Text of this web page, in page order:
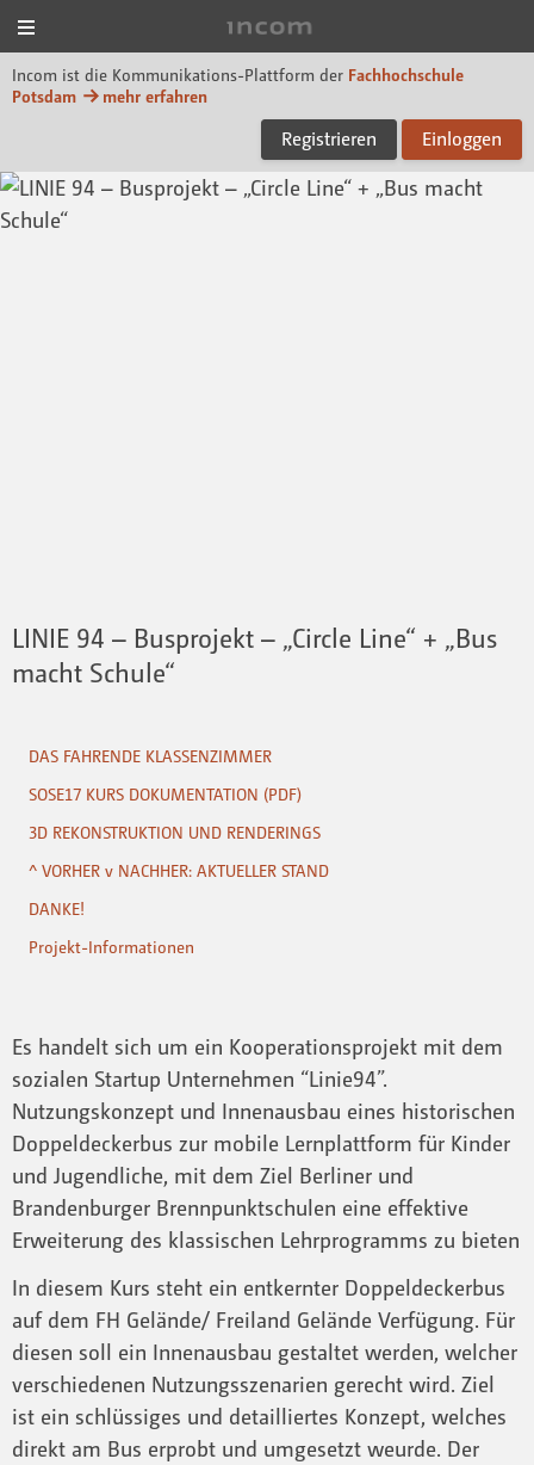
Incom ist die Kommunikations-Plattform der Fachhochschule
Potsdam
mehr erfahren
Registrieren Einloggen
LINIE 94 – Busprojekt – „Circle Line“ + „Bus
macht Schule“
DAS FAHRENDE KLASSENZIMMER
SOSE17 KURS DOKUMENTATION (PDF)
3D REKONSTRUKTION UND RENDERINGS
^ VORHER v NACHHER: AKTUELLER STAND
DANKE!
Projekt-Informationen
Es handelt sich um ein Kooperationsprojekt mit dem
sozialen Startup Unternehmen “Linie94”.
Nutzungskonzept und Innenausbau eines historischen
Doppeldeckerbus zur mobile Lernplattform für Kinder
und Jugendliche, mit dem Ziel Berliner und
Brandenburger Brennpunktschulen eine effektive
Erweiterung des klassischen Lehrprogramms zu bieten
In diesem Kurs steht ein entkernter Doppeldeckerbus
auf dem FH Gelände/ Freiland Gelände Verfügung. Für
diesen soll ein Innenausbau gestaltet werden, welcher
verschiedenen Nutzungsszenarien gerecht wird. Ziel
ist ein schlüssiges und detailliertes Konzept, welches
direkt am Bus erprobt und umgesetzt weurde. Der